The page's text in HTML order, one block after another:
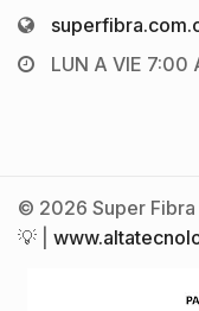
LUN A VIE 7:00
© 2026 Super
💡 |